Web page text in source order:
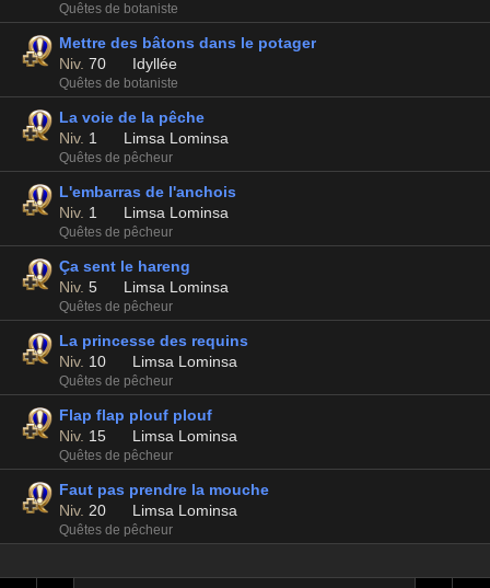
Quêtes de botaniste
Mettre des bâtons dans le potager
Niv. 70 Idyllée
Quêtes de botaniste
La voie de la pêche
Niv. 1 Limsa Lominsa
Quêtes de pêcheur
L'embarras de l'anchois
Niv. 1 Limsa Lominsa
Quêtes de pêcheur
Ça sent le hareng
Niv. 5 Limsa Lominsa
Quêtes de pêcheur
La princesse des requins
Niv. 10 Limsa Lominsa
Quêtes de pêcheur
Flap flap plouf plouf
Niv. 15 Limsa Lominsa
Quêtes de pêcheur
Faut pas prendre la mouche
Niv. 20 Limsa Lominsa
Quêtes de pêcheur